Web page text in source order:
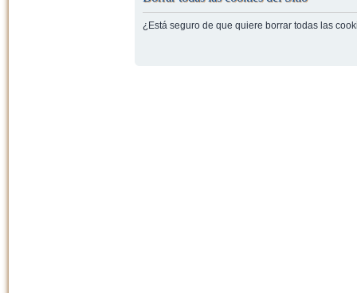
¿Está seguro de que quiere borrar todas las